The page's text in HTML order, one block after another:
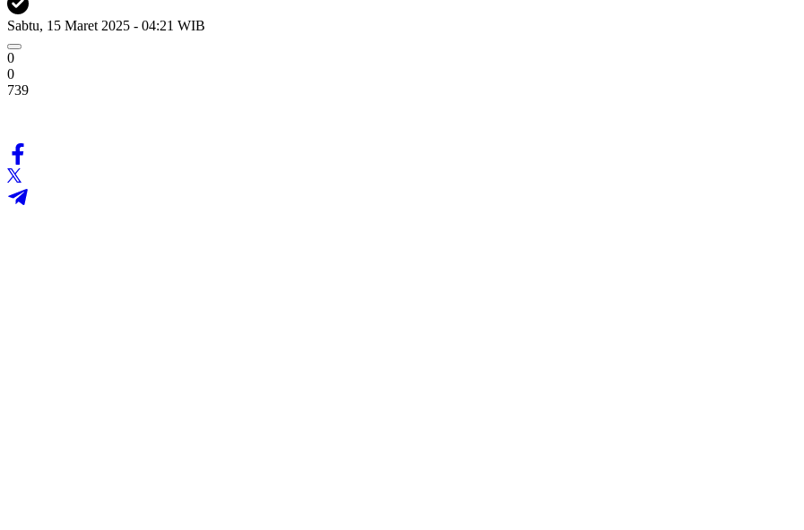
Sabtu, 15 Maret 2025 - 04:21 WIB
0
0
739